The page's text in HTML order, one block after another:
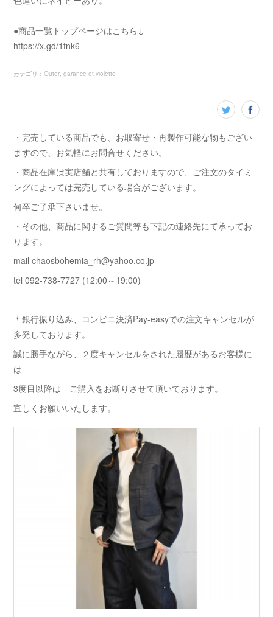
●商品一覧トップページはこちら↓
https://x.gd/1fnk6
カテゴリ ：Outer garance et violette
・完売している商品でも、お取寄せ・再製作可能な物もござい
ますので、お気軽にお問合せください。
・商品在庫は実店舗と共有しておりますので、ご注文のタイミ
ングによっては完売している場合がございます。
何卒ご了承下さいませ。
・その他、商品に関するご質問等も下記の連絡先にて承ってお
ります。
mail chaosbohemia_rh@yahoo.co.jp
tel 092-738-7727 (12:00～19:00)
＊銀行振り込み、コンビニ決済Pay-easyでの注文キャンセルが
多発しております。
誠に勝手ながら、２度キャンセルをされた履歴があるお客様に
は
3度目以降は ご購入をお断りさせて頂いております。
宜しくお願いいたします。